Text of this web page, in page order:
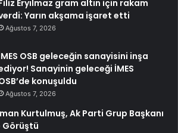
Eryılmaz gram altın için rakam
Yarın akşama işaret etti
Ağustos 7, 2026
OSB geleceğin sanayisini inşa
Sanayinin geleceği İMES
konuşuldu
Ağustos 7, 2026
Kurtulmuş, Ak Parti Grup Başkanı
Görüştü